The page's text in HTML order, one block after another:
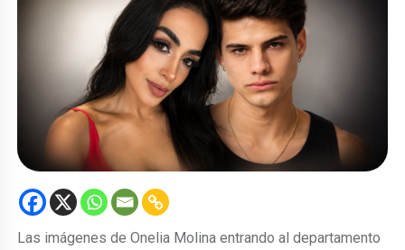
Las imágenes de Onelia Molina entrando al departamento